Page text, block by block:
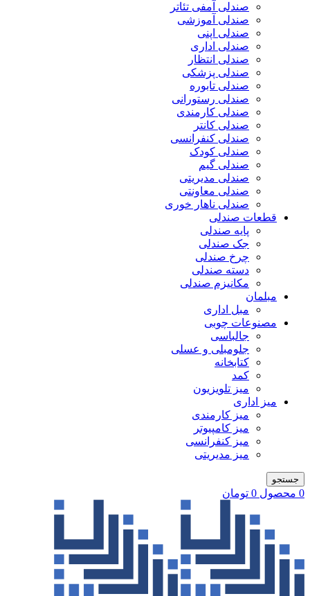
صندلی آمفی تئاتر
صندلی آموزشی
صندلی اپنی
صندلی اداری
صندلی انتظار
صندلی پزشکی
صندلی تابوره
صندلی رستورانی
صندلی کارمندی
صندلی کانتر
صندلی کنفرانسی
صندلی کودک
صندلی گیم
صندلی مدیریتی
صندلی معاونتی
صندلی ناهار خوری
قطعات صندلی
پایه صندلی
جک صندلی
چرخ صندلی
دسته صندلی
مکانیزم صندلی
مبلمان
مبل اداری
مصنوعات چوبی
جالباسی
جلومبلی و عسلی
کتابخانه
کمد
میز تلویزیون
میز اداری
میز کارمندی
میز کامپیوتر
میز کنفرانسی
میز مدیریتی
جستجو
0 محصول 0 تومان